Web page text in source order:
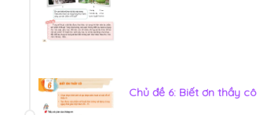
Chủ đề 6: Biết ơn thầy cô